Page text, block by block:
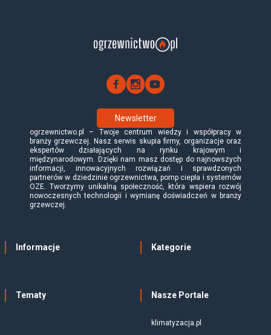
Newsletter
ogrzewnictwo.pl – Twoje centrum wiedzy i współpracy w
branży grzewczej. Nasz serwis skupia firmy, organizacje oraz
ekspertów działających na rynku krajowym i
międzynarodowym. Dzięki nam masz dostęp do najnowszych
informacji, innowacyjnych rozwiązań i sprawdzonych
partnerów w dziedzinie ogrzewnictwa, pomp ciepła i systemów
OZE. Tworzymy unikalną społeczność, która wspiera rozwój
nowoczesnych technologii i wymianę doświadczeń w branży
grzewczej.
Informacje Kategorie
Tematy Nasze Portale
klimatyzacja.pl